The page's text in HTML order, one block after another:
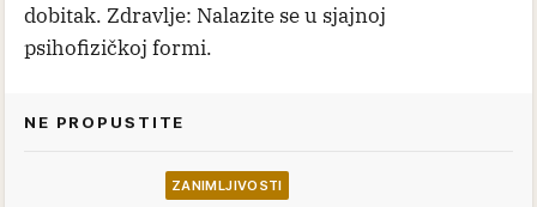
dobitak. Zdravlje: Nalazite se u sjajnoj
psihofizičkoj formi.
NE PROPUSTITE
ZANIMLJIVOSTI